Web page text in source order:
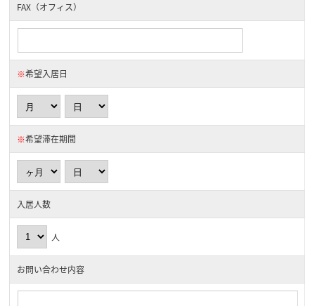
FAX（オフィス）
※希望入居日
※希望滞在期間
入居人数
人
お問い合わせ内容